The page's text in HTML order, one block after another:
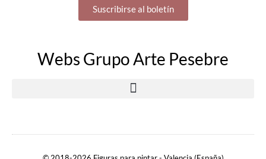
Suscribirse al boletín
Webs Grupo Arte Pesebre